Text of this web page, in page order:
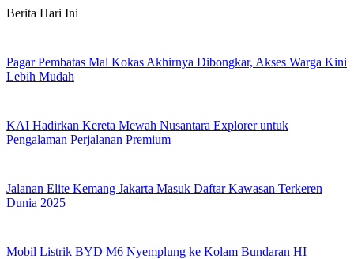
Skip
Berita Hari Ini
Pagar Pembatas Mal Kokas Akhirnya Dibongkar, Akses Warga Kini
Lebih Mudah
KAI Hadirkan Kereta Mewah Nusantara Explorer untuk
Pengalaman Perjalanan Premium
Jalanan Elite Kemang Jakarta Masuk Daftar Kawasan Terkeren
Dunia 2025
Mobil Listrik BYD M6 Nyemplung ke Kolam Bundaran HI